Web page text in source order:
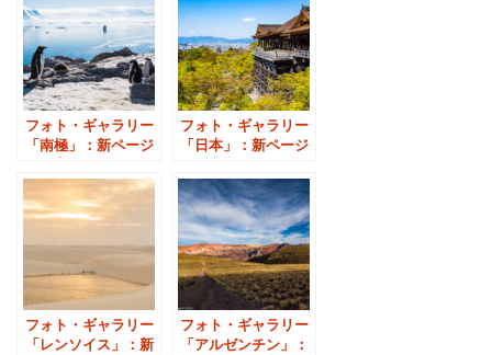
フォト・ギャラリー
「南極」：新ページ
フォト・ギャラリー
「日本」：新ページ
フォト・ギャラリー
「レンソイス」：新
フォト・ギャラリー
「アルゼンチン」：